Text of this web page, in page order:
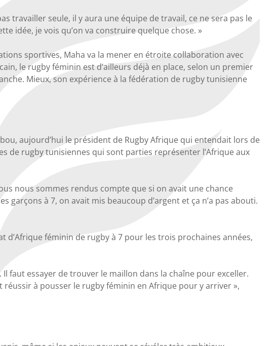
travailler seule, il y aura une équipe de travail, ce ne sera pas le
idée, je vois qu’on va construire quelque chose. »
sportives, Maha va la mener en étroite collaboration avec
le rugby féminin est d’ailleurs déjà en place, selon un premier
Mieux, son expérience à la fédération de rugby tunisienne
aujourd’hui le président de Rugby Afrique qui entendait lors de
de rugby tunisiennes qui sont parties représenter l’Afrique aux
nous sommes rendus compte que si on avait une chance
garçons à 7, on avait mis beaucoup d’argent et ça n’a pas abouti.
d’Afrique féminin de rugby à 7 pour les trois prochaines années,
faut essayer de trouver le maillon dans la chaîne pour exceller.
réussir à pousser le rugby féminin en Afrique pour y arriver »,